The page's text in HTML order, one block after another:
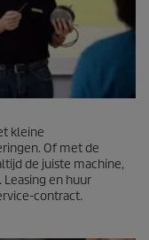
kleine
Of met de
de juiste machine,
en huur
contract.